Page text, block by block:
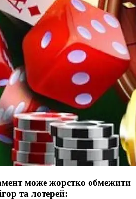
може жорстко обмежити
та лотерей: